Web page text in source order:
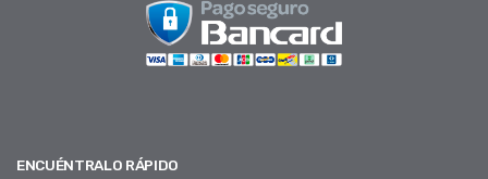
ENCUÉNTRALO RÁPIDO